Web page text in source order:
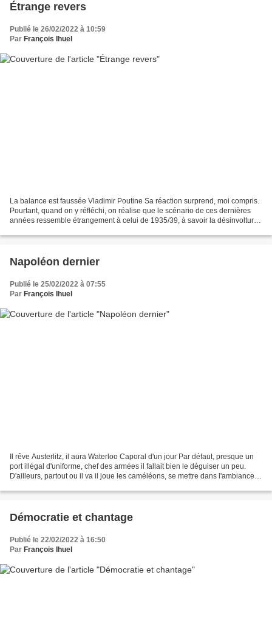
Étrange revers
Publié le 26/02/2022 à 10:59
Par François Ihuel
La balance est faussée Vladimir Poutine Sa réaction surprend, moi compris.
Pourtant, quand on y réfléchi, on réalise que le scénario de ces dernières
années ressemble étrangement à celui de 1935/39, à savoir la désinvolture,
Napoléon dernier
Publié le 25/02/2022 à 07:55
Par François Ihuel
Il rêve Austerlitz, il aura Waterloo Caporal d'un jour Par défaut, presque un
port illégal d'uniforme, chef des armées il fallait bien le déguiser un peu.
D'ailleurs, partout ou il va il joue les caméléons, se mettre dans l'ambiance
Démocratie et chantage
Publié le 22/02/2022 à 16:50
Par François Ihuel